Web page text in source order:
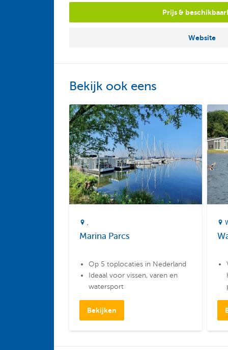
Prijs &
Website
Bekijk ook eens
Marina Parcs
Op 5 toplocaties in Nederland
Ideaal voor vissen, varen en
watersport
havenlodge of woonboot
Bekijken